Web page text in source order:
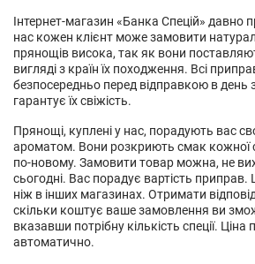
Інтернет-магазин «Банка Спецій» давно
нас кожен клієнт може замовити
прянощів висока, так як вони
вигляді з країн їх походження. Всі
безпосередньо перед відправкою в
гарантує їх свіжість.
Прянощі, куплені у нас, порадують вас
ароматом. Вони розкриють смак кожної
по-новому. Замовити товар можна, не
сьогодні. Вас порадує вартість приправ.
ніж в інших магазинах. Отримати
скільки коштує ваше замовлення ви
вказавши потрібну кількість спеції. Ціна
автоматично.